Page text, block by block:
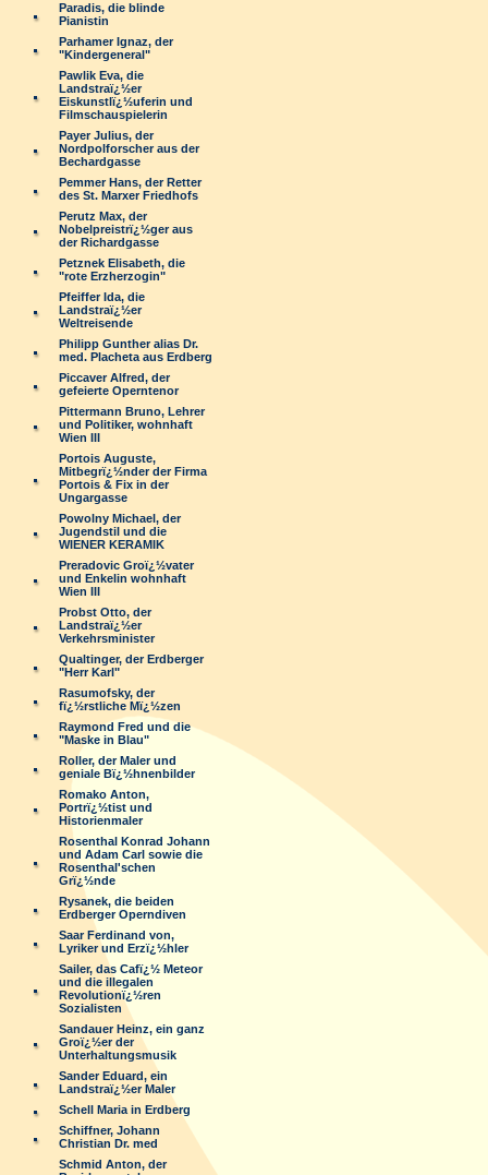
Paradis, die blinde
Pianistin
Parhamer Ignaz, der
"Kindergeneral"
Pawlik Eva, die
Landstraï¿½er
Eiskunstlï¿½uferin und
Filmschauspielerin
Payer Julius, der
Nordpolforscher aus der
Bechardgasse
Pemmer Hans, der Retter
des St. Marxer Friedhofs
Perutz Max, der
Nobelpreistrï¿½ger aus
der Richardgasse
Petznek Elisabeth, die
"rote Erzherzogin"
Pfeiffer Ida, die
Landstraï¿½er
Weltreisende
Philipp Gunther alias Dr.
med. Placheta aus Erdberg
Piccaver Alfred, der
gefeierte Operntenor
Pittermann Bruno, Lehrer
und Politiker, wohnhaft
Wien III
Portois Auguste,
Mitbegrï¿½nder der Firma
Portois & Fix in der
Ungargasse
Powolny Michael, der
Jugendstil und die
WIENER KERAMIK
Preradovic Groï¿½vater
und Enkelin wohnhaft
Wien III
Probst Otto, der
Landstraï¿½er
Verkehrsminister
Qualtinger, der Erdberger
"Herr Karl"
Rasumofsky, der
fï¿½rstliche Mï¿½zen
Raymond Fred und die
"Maske in Blau"
Roller, der Maler und
geniale Bï¿½hnenbilder
Romako Anton,
Portrï¿½tist und
Historienmaler
Rosenthal Konrad Johann
und Adam Carl sowie die
Rosenthal'schen
Grï¿½nde
Rysanek, die beiden
Erdberger Operndiven
Saar Ferdinand von,
Lyriker und Erzï¿½hler
Sailer, das Cafï¿½ Meteor
und die illegalen
Revolutionï¿½ren
Sozialisten
Sandauer Heinz, ein ganz
Groï¿½er der
Unterhaltungsmusik
Sander Eduard, ein
Landstraï¿½er Maler
Schell Maria in Erdberg
Schiffner, Johann
Christian Dr. med
Schmid Anton, der